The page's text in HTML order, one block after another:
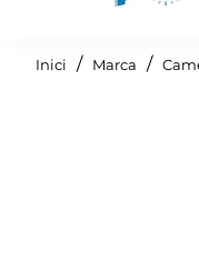
Inici homeMarca